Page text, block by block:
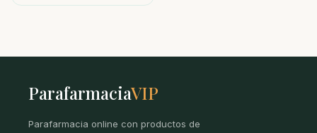
ParafarmaciaVIP
Parafarmacia online con productos de